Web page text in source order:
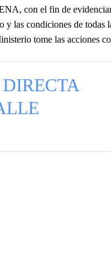
con el fin de
y las condiciones de todas
tome las acciones